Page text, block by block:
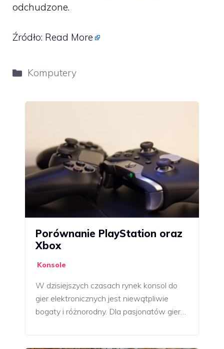
odchudzone.
Źródło: Read More
Kategorie
Komputery
Porównanie PlayStation oraz
Xbox
Konsole
W dzisiejszych czasach rynek konsol do
gier elektronicznych jest niewątpliwie
bogaty i różnorodny. Dla pasjonatów gier…